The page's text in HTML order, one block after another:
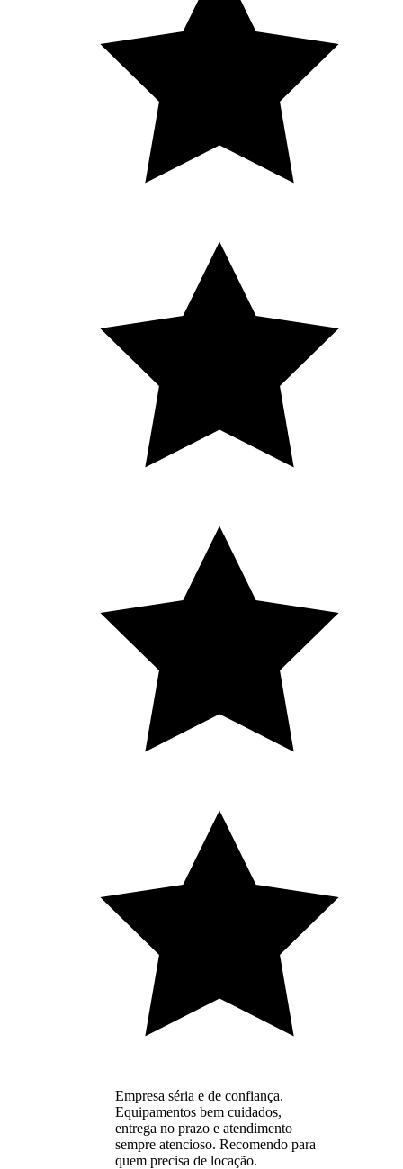
Empresa séria e de confiança.
Equipamentos bem cuidados,
entrega no prazo e atendimento
sempre atencioso. Recomendo para
quem precisa de locação.